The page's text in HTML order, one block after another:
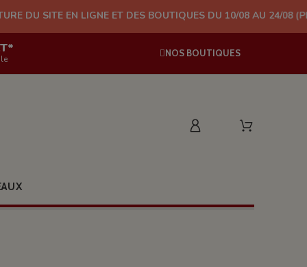
EN LIGNE ET DES BOUTIQUES DU 10/08 AU 24/08 (PLUS
NOS BOUTIQUES